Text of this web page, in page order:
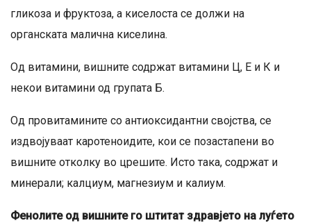
гликоза и фруктоза, а киселоста се должи на
органската малична киселина.
Од витамини, вишните содржат витамини Ц, Е и К и
некои витамини од групата Б.
Од провитамините со антиоксидантни својства, се
издвојуваат каротеноидите, кои се позастапени во
вишните отколку во црешите. Исто така, содржат и
минерали; калциум, магнезиум и калиум.
Фенолите од вишните го штитат здравјето на луѓето